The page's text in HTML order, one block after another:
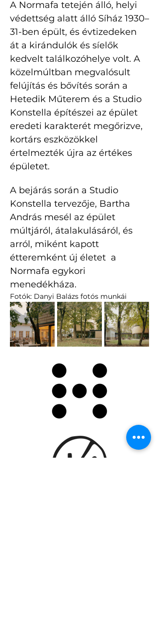
A Normafa tetején álló, helyi
védettség alatt álló Síház 1930–
31-ben épült, és évtizedeken
át a kirándulók és síelők
kedvelt találkozóhelye volt. A
közelmúltban megvalósult
felújítás és bővítés során a
Hetedik Műterem és a Studio
Konstella építészei az épület
eredeti karakterét megőrizve,
kortárs eszközökkel
értelmezték újra az értékes
épületet.
A bejárás során a Studio
Konstella tervezője, Bartha
András mesél az épület
múltjáról, átalakulásáról, és
arról, miként kapott
étteremként új életet  a
Normafa egykori
menedékháza.
Fotók: Danyi Balázs fotós munkái